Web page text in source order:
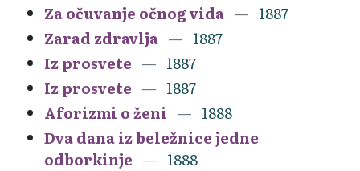
Za očuvanje očnog vida
1887
Zarad zdravlja
1887
Iz prosvete
1887
Iz prosvete
1887
Aforizmi o ženi
1888
Dva dana iz beležnice jedne
odborkinje
1888